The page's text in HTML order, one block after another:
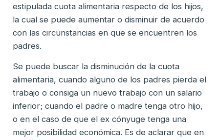
estipulada cuota alimentaria respecto de los hijos,
la cual se puede aumentar o disminuir de acuerdo
con las circunstancias en que se encuentren los
padres.
Se puede buscar la disminución de la cuota
alimentaria, cuando alguno de los padres pierda el
trabajo o consiga un nuevo trabajo con un salario
inferior; cuando el padre o madre tenga otro hijo,
o en el caso de que el ex cónyuge tenga una
mejor posibilidad económica. Es de aclarar que en